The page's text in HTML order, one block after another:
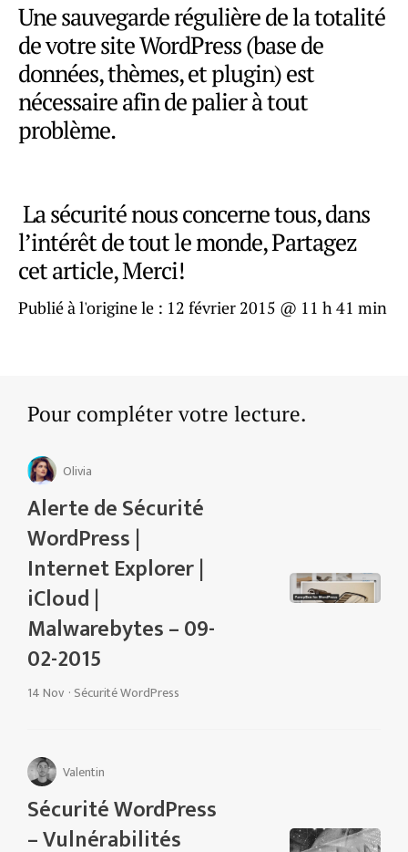
Une sauvegarde régulière de la totalité
de votre site WordPress (base de
données, thèmes, et plugin) est
nécessaire afin de palier à tout
problème.
La sécurité nous concerne tous, dans
l’intérêt de tout le monde, Partagez
cet article, Merci!
Publié à l'origine le : 12 février 2015 @ 11 h 41 min
Pour compléter votre lecture.
Olivia
Alerte de Sécurité
WordPress |
Internet Explorer |
iCloud |
Malwarebytes – 09-
02-2015
14 Nov · Sécurité WordPress
Valentin
Sécurité WordPress
– Vulnérabilités